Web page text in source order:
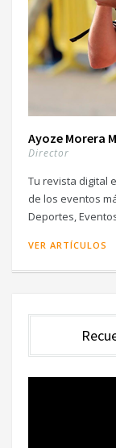
Ayoze Morera
Director
Tu revista digital
de los eventos
Deportes,
VER ARTÍCULOS